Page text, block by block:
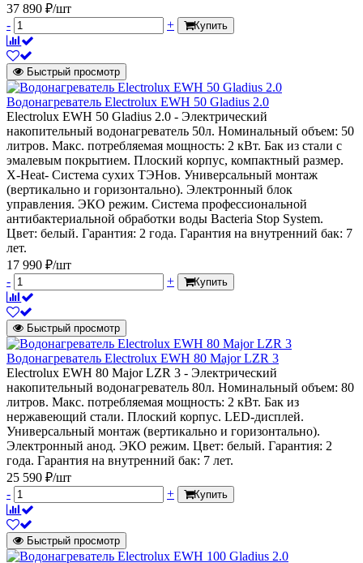
37 890 ₽/шт
-
+ Купить
Быстрый просмотр
Водонагреватель Electrolux EWH 50 Gladius 2.0
Electrolux EWH 50 Gladius 2.0 - Электрический
накопительный водонагреватель 50л. Номинальный объем: 50
литров. Макс. потребляемая мощность: 2 кВт. Бак из стали с
эмалевым покрытием. Плоский корпус, компактный размер.
X-Heat- Система сухих ТЭНов. Универсальный монтаж
(вертикально и горизонтально). Электронный блок
управления. ЭКО режим. Система профессиональной
антибактериальной обработки воды Bacteria Stop System.
Цвет: белый. Гарантия: 2 года. Гарантия на внутренний бак: 7
лет.
17 990 ₽/шт
-
+ Купить
Быстрый просмотр
Водонагреватель Electrolux EWH 80 Major LZR 3
Electrolux EWH 80 Major LZR 3 - Электрический
накопительный водонагреватель 80л. Номинальный объем: 80
литров. Макс. потребляемая мощность: 2 кВт. Бак из
нержавеющий стали. Плоский корпус. LED-дисплей.
Универсальный монтаж (вертикально и горизонтально).
Электронный анод. ЭКО режим. Цвет: белый. Гарантия: 2
года. Гарантия на внутренний бак: 7 лет.
25 590 ₽/шт
-
+ Купить
Быстрый просмотр